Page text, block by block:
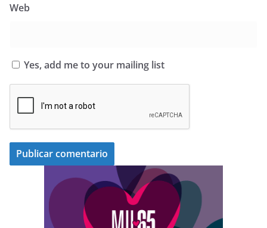
Web
Yes, add me to your mailing list